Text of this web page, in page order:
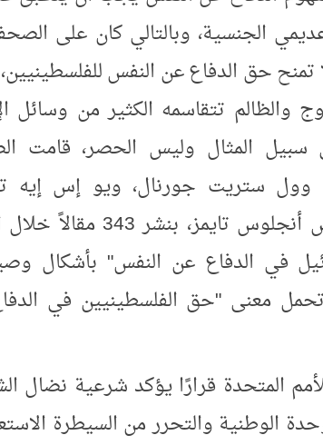
الجنسية، وبالتالي كان على
حق الدفاع عن النفس
والظالم تتقاسمه الكثير من وسائل
سبيل المثال وليس الحصر، قامت
وول ستريت جورنال، ويو إس إيه
ونيويورك تايمز، وواشنطن بوست، ولوس أنجلوس
في الدفاع عن النفس" بأشكال
معنى "حق الفلسطينيين في
للأمم المتحدة قرارًا يؤكد شرعية نضال
الوطنية والتحرر من السيطرة